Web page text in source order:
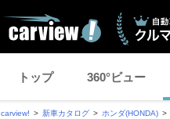
トップ 360°ビュー
carview! 新車カタログ ホンダ(HONDA)